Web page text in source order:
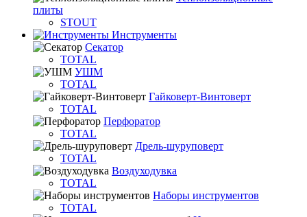
плиты
STOUT
Инструменты
Секатор
TOTAL
УШМ
TOTAL
Гайковерт-Винтоверт
TOTAL
Перфоратор
TOTAL
Дрель-шуруповерт
TOTAL
Воздуходувка
TOTAL
Наборы инструментов
TOTAL